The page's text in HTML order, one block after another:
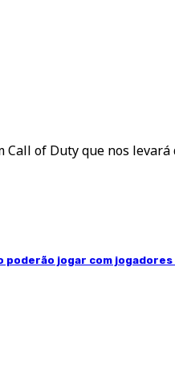
of Duty que nos
poderão jogar com